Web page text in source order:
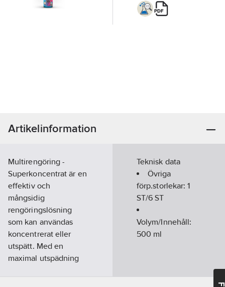
Artikelinformation
Multirengöring -
Superkoncentrat är en
effektiv och
mångsidig
rengöringslösning
som kan användas
koncentrerat eller
utspätt. Med en
maximal utspädning
Teknisk data
Övriga
förp.storlekar:1
ST/6 ST
Volym/Innehåll:
500 ml